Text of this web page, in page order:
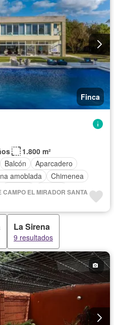
Seguridad privada
panorámica
Wifi
Solo familias
Finca
1.800 m²
Balcón
Aparcadero
amoblada
Chimenea
Internet
Jacuzzi
Agua
Tanque de agua
Jardín
Gimnasio
Sauna
Permite mascotas
EL MIRADOR SANTA
La Sirena
9 resultados